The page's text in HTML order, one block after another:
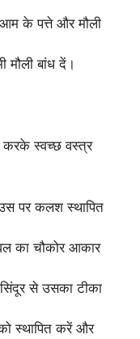
के पत्ते और मौली
मौली बांध दें।
करके स्वच्छ वस्त्र
पर कलश स्थापित
का चौकोर आकार
से उसका टीका
को स्थापित करें और